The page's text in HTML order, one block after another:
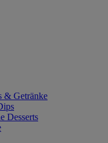
& Getränke
Desserts